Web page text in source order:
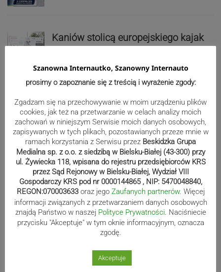
Kaniów stolicą europejskiego kajak
Europy rywalizowało przez trzy dni
Nakamura z dubletem w Wiśle.
Dyskwalifikacja Waszka zmieniła
klasyfikację Polaków
Reklama
Szanowna Internautko, Szanowny Internauto
prosimy o zapoznanie się z treścią i wyrażenie zgody:
Zgadzam się na przechowywanie w moim urządzeniu plików
cookies, jak też na przetwarzanie w celach analizy moich
zachowań w niniejszym Serwisie moich danych osobowych,
zapisywanych w tych plikach, pozostawianych przeze mnie w
ramach korzystania z Serwisu przez Beskidzka Grupa
Medialna sp. z o.o. z siedzibą w Bielsku-Białej (43-300) przy
ul. Żywiecka 118, wpisana do rejestru przedsiębiorców KRS
przez Sąd Rejonowy w Bielsku-Białej, Wydział VIII
Gospodarczy KRS pod nr 0000144865 , NIP: 5470048840,
REGON:070003633 oraz jego Zaufanych partnerów. Więcej
informacji związanych z przetwarzaniem danych osobowych
znajdą Państwo w naszej Polityce Prywatności. Naciśniecie
przycisku "Akceptuje" w tym oknie informacyjnym, oznacza
zgodę.
Akceptuje